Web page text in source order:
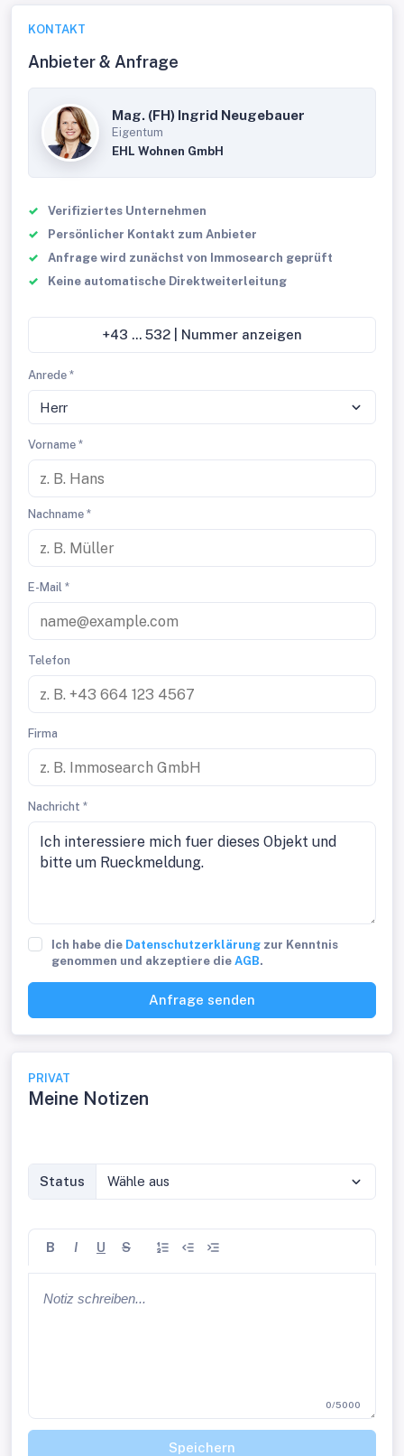
KONTAKT
Anbieter & Anfrage
Mag. (FH) Ingrid Neugebauer
Eigentum
EHL Wohnen GmbH
Verifiziertes Unternehmen
Persönlicher Kontakt zum Anbieter
Anfrage wird zunächst von Immosearch geprüft
Keine automatische Direktweiterleitung
+43 ... 532 | Nummer anzeigen
Anrede *
Herr
Vorname *
Nachname *
E-Mail *
Telefon
Firma
Nachricht *
Ich habe die Datenschutzerklärung zur Kenntnis
genommen und akzeptiere die AGB.
Anfrage senden
PRIVAT
Meine Notizen
Status Wähle aus
B I U S
0/5000
Speichern